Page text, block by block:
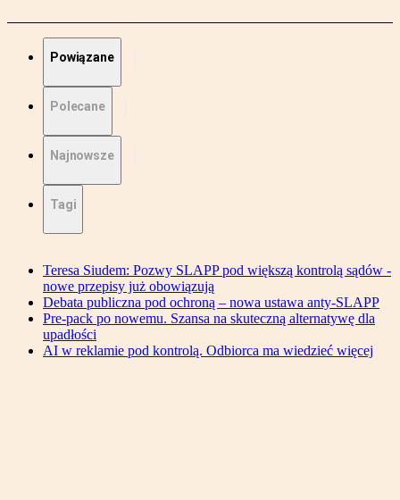
Powiązane
Polecane
Najnowsze
Tagi
Teresa Siudem: Pozwy SLAPP pod większą kontrolą sądów -
nowe przepisy już obowiązują
Debata publiczna pod ochroną – nowa ustawa anty-SLAPP
Pre-pack po nowemu. Szansa na skuteczną alternatywę dla
upadłości
AI w reklamie pod kontrolą. Odbiorca ma wiedzieć więcej